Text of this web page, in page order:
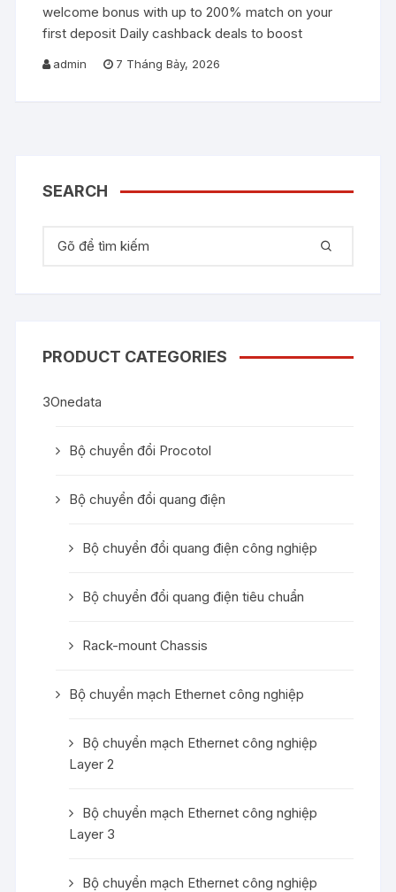
welcome bonus with up to 200% match on your
first deposit Daily cashback deals to boost
admin 7 Tháng Bảy, 2026
SEARCH
Tìm kiếm:
PRODUCT CATEGORIES
3Onedata
Bộ chuyển đổi Procotol
Bộ chuyển đổi quang điện
Bộ chuyển đổi quang điện công nghiệp
Bộ chuyển đổi quang điện tiêu chuẩn
Rack-mount Chassis
Bộ chuyển mạch Ethernet công nghiệp
Bộ chuyển mạch Ethernet công nghiệp
Layer 2
Bộ chuyển mạch Ethernet công nghiệp
Layer 3
Bộ chuyển mạch Ethernet công nghiệp